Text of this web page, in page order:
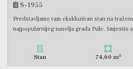
S-2423
Prodaje se stan na Valsalinama, jedna od
smješten na prvom katu novije gradnje,
Stan 56,93 m